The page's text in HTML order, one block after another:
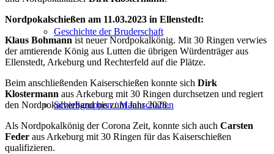
Geschichte der Bruderschaft
Schießgruppen / Mannschaften
Nordpokalschießen am 11.03.2023 in Ellenstedt:
Klaus Bohmann ist neuer Nordpokalkönig. Mit 30 Ringen verwies
der amtierende König aus Lutten die übrigen Würdenträger aus
Ellenstedt, Arkeburg und Rechterfeld auf die Plätze.
Beim anschließenden Kaiserschießen konnte sich Dirk
Klostermann aus Arkeburg mit 30 Ringen durchsetzen und regiert
den Nordpokalverband bis zum Jahr 2028.
Als Nordpokalkönig der Corona Zeit, konnte sich auch Carsten
Feder aus Arkeburg mit 30 Ringen für das Kaiserschießen
qualifizieren.